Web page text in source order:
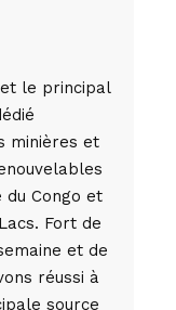
le principal
minières et
du Congo et
Fort de
et de
réussi à
source